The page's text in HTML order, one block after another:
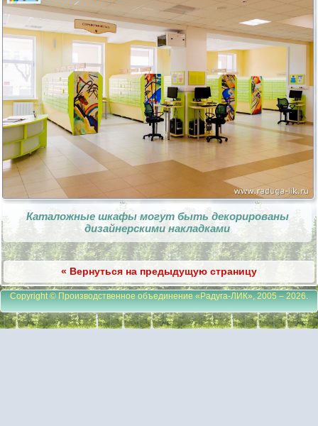
Каталожные шкафы могут быть декорированы
дизайнерскими накладками
« Вернуться на предыдущую страницу
Copyright © Производственное объединение «Радуга-ЛИК», 2005 – 2026.